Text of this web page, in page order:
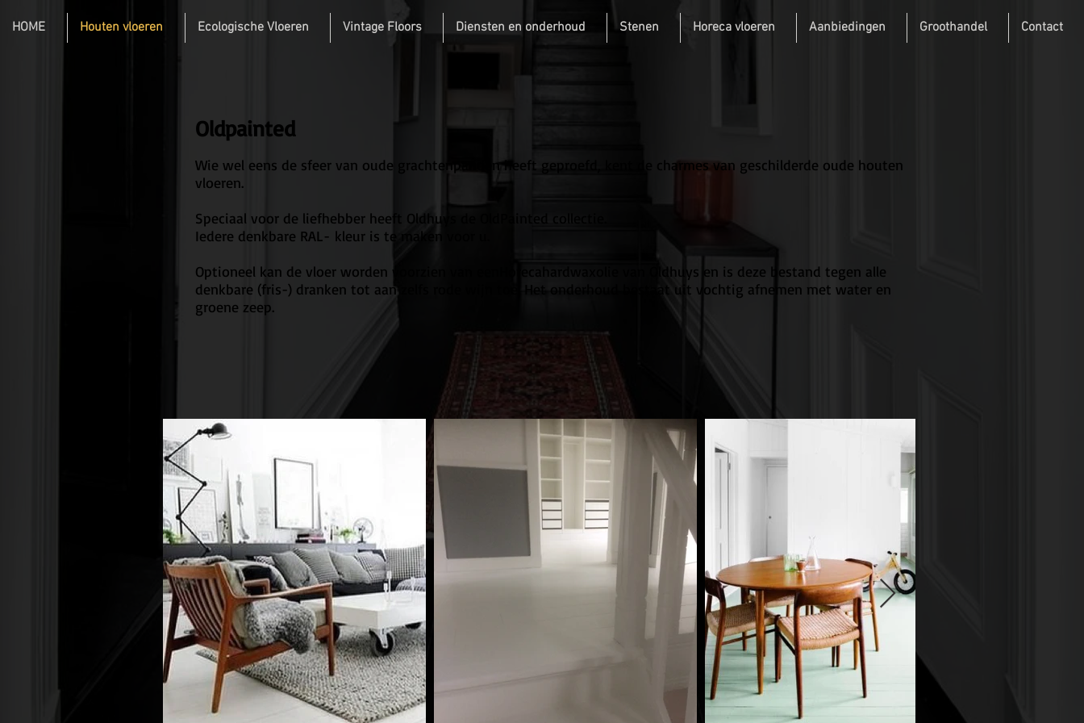
HOME Houten vloeren Ecologische Vloeren Vintage Floors Diensten en onderhoud Stenen Horeca vloeren Aanbiedingen Groothandel Contact
Oldpainted
Wie wel eens de sfeer van oude grachtenpanden heeft geproefd, kent de charmes van geschilderde oude houten
vloeren.
Speciaal voor de liefhebber heeft Oldhuys de OldPainted collectie.
Iedere denkbare RAL- kleur is te maken voor u.
Optioneel kan de vloer worden voorzien van eenHorecahardwaxolie van Oldhuys en is deze bestand tegen alle
denkbare (fris-) dranken tot aan zelfs rode wijn toe. Het onderhoud bestaat uit vochtig afnemen met water en
groene zeep.